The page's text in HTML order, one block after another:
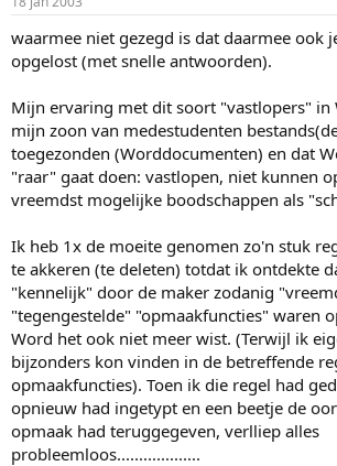
waarmee niet gezegd is dat daarmee ook
opgelost (met snelle antwoorden).
Mijn ervaring met dit soort "vastlopers" in
mijn zoon van medestudenten
toegezonden (Worddocumenten) en dat
"raar" gaat doen: vastlopen, niet kunnen
vreemdst mogelijke boodschappen als
Ik heb 1x de moeite genomen zo'n stuk
te akkeren (te deleten) totdat ik ontdekte
"kennelijk" door de maker zodanig
"tegengestelde" "opmaakfuncties" waren
Word het ook niet meer wist. (Terwijl ik
bijzonders kon vinden in de betreffende
opmaakfuncties). Toen ik die regel had
opnieuw had ingetypt en een beetje de
opmaak had teruggegeven, verlliep alles
probleemloos...................